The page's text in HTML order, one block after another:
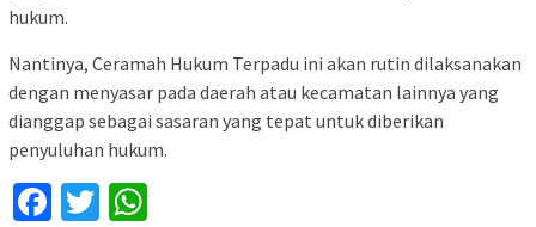
hukum.
Nantinya, Ceramah Hukum Terpadu ini akan rutin dilaksanakan
dengan menyasar pada daerah atau kecamatan lainnya yang
dianggap sebagai sasaran yang tepat untuk diberikan
penyuluhan hukum.
Facebook
Twitter